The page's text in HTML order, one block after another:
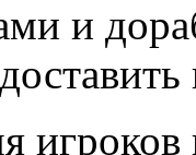
и